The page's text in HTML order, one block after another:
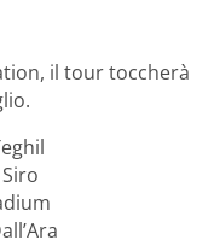
il tour toccherà